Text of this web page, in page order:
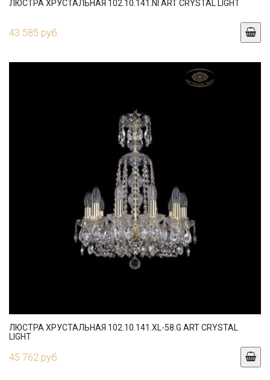
ЛЮСТРА ХРУСТАЛЬНАЯ 102.10.141.NI ART CRYSTAL LIGHT
43 585 руб.
ЛЮСТРА ХРУСТАЛЬНАЯ 102.10.141.XL-58.G ART CRYSTAL
LIGHT
45 762 руб.